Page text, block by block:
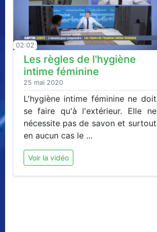
02:02
Les règles de l'hygiène
intime féminine
25 mai 2020
L'hygiène intime féminine ne doit
se faire qu'à l'extérieur. Elle ne
nécessite pas de savon et surtout
en aucun cas le ...
Voir la vidéo